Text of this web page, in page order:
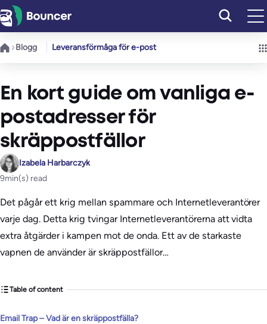
Hoppa
till
innehåll
Blogg Leveransförmåga för e-post
En kort guide om vanliga e-
postadresser för
skräppostfällor
Izabela Harbarczyk
9min(s) read
Det pågår ett krig mellan spammare och Internetleverantörer
varje dag. Detta krig tvingar Internetleverantörerna att vidta
extra åtgärder i kampen mot de onda. Ett av de starkaste
vapnen de använder är skräppostfällor…
Table of content
Email Trap – Vad är en skräppostfälla?